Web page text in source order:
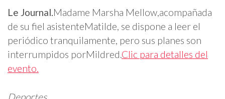
Le Journal.Madame Marsha Mellow,acompañada
de su fiel asistenteMatilde, se dispone a leer el
periódico tranquilamente, pero sus planes son
interrumpidos porMildred.Clic para detalles del
evento.